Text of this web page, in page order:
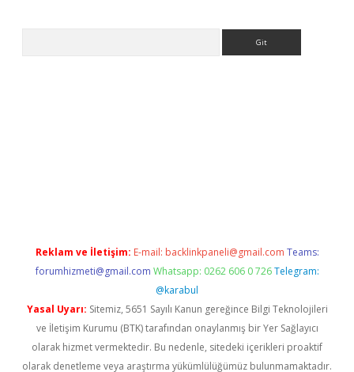
Reklam ve İletişim: E-mail: backlinkpaneli@gmail.com Teams:
forumhizmeti@gmail.com Whatsapp: 0262 606 0 726 Telegram:
@karabul
Yasal Uyarı: Sitemiz, 5651 Sayılı Kanun gereğince Bilgi Teknolojileri
ve İletişim Kurumu (BTK) tarafından onaylanmış bir Yer Sağlayıcı
olarak hizmet vermektedir. Bu nedenle, sitedeki içerikleri proaktif
olarak denetleme veya araştırma yükümlülüğümüz bulunmamaktadır.